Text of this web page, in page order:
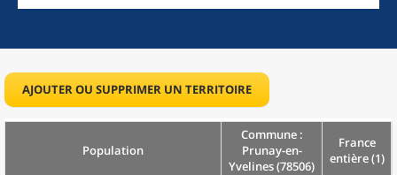
AJOUTER OU SUPPRIMER UN TERRITOIRE
Population
Commune :
Prunay-en-
Yvelines (78506)
France
entière (1)